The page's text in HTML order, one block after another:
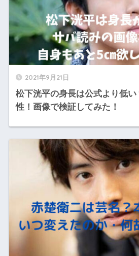
2021年9月21日
松下洸平の身長は公式より低
性！画像で検証してみた！